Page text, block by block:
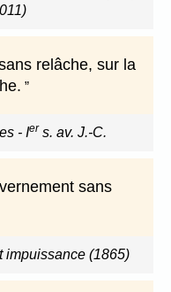
relâche, sur la
- Ier s. av. J.-C.
sans
impuissance (1865)